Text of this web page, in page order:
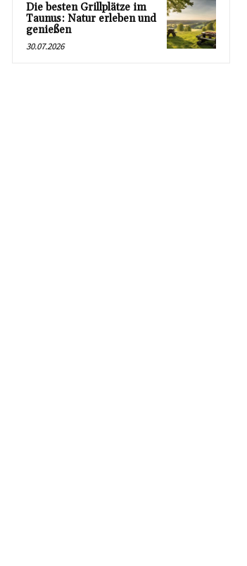
Die besten Grillplätze im
Taunus: Natur erleben und
genießen
30.07.2026